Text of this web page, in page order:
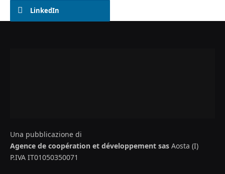
LinkedIn
Una pubblicazione di
Agence de coopération et développement sas Aosta (I)
P.IVA IT01050350071